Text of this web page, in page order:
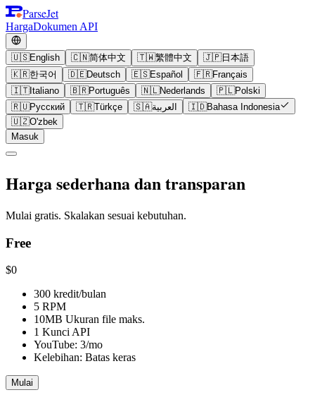
ParseJet
HargaDokumen API
🇺🇸English 🇨🇳简体中文 🇹🇼繁體中文 🇯🇵日本語
🇰🇷한국어 🇩🇪Deutsch 🇪🇸Español 🇫🇷Français
🇮🇹Italiano 🇧🇷Português 🇳🇱Nederlands 🇵🇱Polski
🇷🇺Русский 🇹🇷Türkçe 🇸🇦العربية 🇮🇩Bahasa Indonesia
🇺🇿O'zbek
Masuk
Harga sederhana dan transparan
Mulai gratis. Skalakan sesuai kebutuhan.
Free
$0
300 kredit/bulan
5 RPM
10MB Ukuran file maks.
1 Kunci API
YouTube: 3/mo
Kelebihan: Batas keras
Mulai